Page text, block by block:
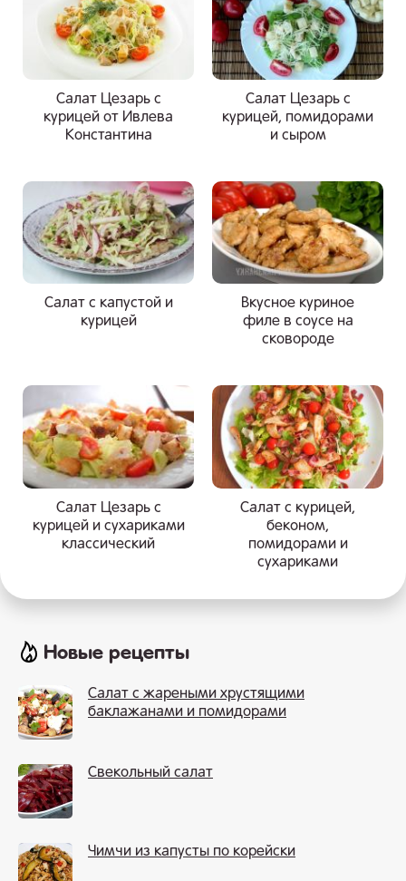
Салат Цезарь с
курицей от Ивлева
Константина
Салат Цезарь с
курицей, помидорами
и сыром
Салат с капустой и
курицей
Вкусное куриное
филе в соусе на
сковороде
Салат Цезарь с
курицей и сухариками
классический
Салат с курицей,
беконом,
помидорами и
сухариками
Новые рецепты
Салат с жареными хрустящими
баклажанами и помидорами
Свекольный салат
Чимчи из капусты по корейски